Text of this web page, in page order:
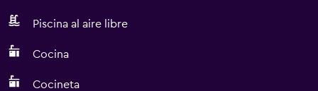
Piscina al aire libre
Cocina
Cocineta